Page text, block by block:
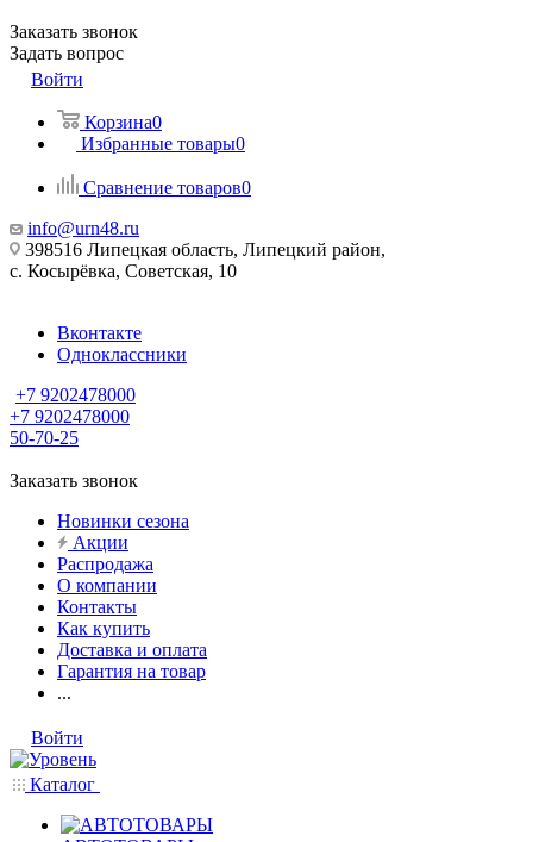
Заказать звонок
Задать вопрос
Войти
Корзина0
Избранные товары0
Сравнение товаров0
info@urn48.ru
398516 Липецкая область, Липецкий район,
с. Косырёвка, Советская, 10
Вконтакте
Одноклассники
+7 9202478000
+7 9202478000
50-70-25
Заказать звонок
Новинки сезона
Акции
Распродажа
О компании
Контакты
Как купить
Доставка и оплата
Гарантия на товар
...
Войти
Каталог